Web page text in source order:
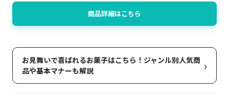
商品詳細はこちら
お見舞いで喜ばれるお菓子はこちら！ジャンル別人気商
品や基本マナーも解説
›